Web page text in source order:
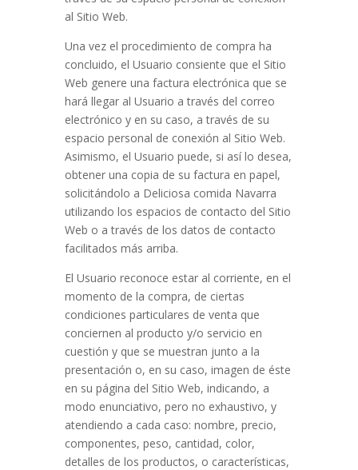
al Sitio Web.
Una vez el procedimiento de compra ha
concluido, el Usuario consiente que el Sitio
Web genere una factura electrónica que se
hará llegar al Usuario a través del correo
electrónico y en su caso, a través de su
espacio personal de conexión al Sitio Web.
Asimismo, el Usuario puede, si así lo desea,
obtener una copia de su factura en papel,
solicitándolo a Deliciosa comida Navarra
utilizando los espacios de contacto del Sitio
Web o a través de los datos de contacto
facilitados más arriba.
El Usuario reconoce estar al corriente, en el
momento de la compra, de ciertas
condiciones particulares de venta que
conciernen al producto y/o servicio en
cuestión y que se muestran junto a la
presentación o, en su caso, imagen de éste
en su página del Sitio Web, indicando, a
modo enunciativo, pero no exhaustivo, y
atendiendo a cada caso: nombre, precio,
componentes, peso, cantidad, color,
detalles de los productos, o características,